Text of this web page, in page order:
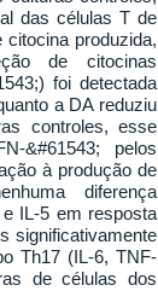
das células T de
produzida,
de citocinas
foi detectada
a DA reduziu
controles, esse
&#61543; pelos
à produção de
diferença
IL-5 em resposta
significativamente
Th17 (IL-6, TNF-
de células dos